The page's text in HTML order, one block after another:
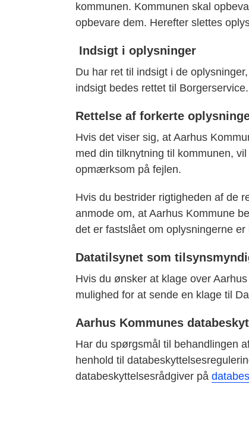
kommunen. Kommunen skal
opbevare dem. Herefter slettes
Indsigt i oplysninger
Du har ret til indsigt i de
indsigt bedes rettet til Borgerservice.
Rettelse af forkerte
Hvis det viser sig, at Aarhus
med din tilknytning til kommunen,
opmærksom på fejlen.
Hvis du bestrider rigtigheden af de
anmode om, at Aarhus Kommune
det er fastslået om oplysningerne er
Datatilsynet som
Hvis du ønsker at klage over
mulighed for at sende en klage til
Aarhus Kommunes
Har du spørgsmål til behandlingen
henhold til
databeskyttelsesrådgiver på